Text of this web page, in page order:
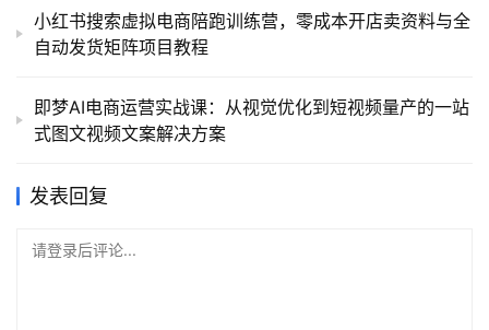
小红书搜索虚拟电商陪跑训练营，零成本开店卖资料与全
自动发货矩阵项目教程
即梦AI电商运营实战课：从视觉优化到短视频量产的一站
式图文视频文案解决方案
发表回复
请登录后评论...